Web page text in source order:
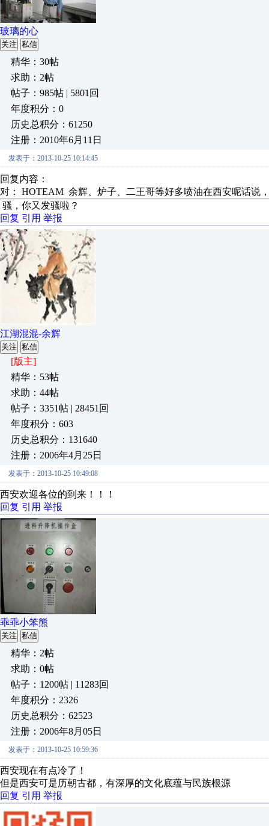
玻璃的心
关注 私信
精华：30帖
求助：2帖
帖子：985帖 | 5801回
年度积分：0
历史总积分：61250
注册：2010年6月11日
发表于：2013-10-25 10:14:45
回复内容：
对： HOTEAM 余辉、炉子、二王哥等好多喷油在西安呢话说
骚，你又发骚啦？
回复 引用 举报
江湖混混-余辉
关注 私信
[版主]
精华：53帖
求助：44帖
帖子：3351帖 | 28451回
年度积分：603
历史总积分：131640
注册：2006年4月25日
发表于：2013-10-25 10:49:08
西安欢迎各位的到来！！！
回复 引用 举报
乖乖小笨熊
关注 私信
精华：2帖
求助：0帖
帖子：1200帖 | 11283回
年度积分：2326
历史总积分：62523
注册：2006年8月05日
发表于：2013-10-25 10:59:36
西安现在有点冷了！
但是西安可是历朝古都，有深厚的文化底蕴与民族根源
回复 引用 举报